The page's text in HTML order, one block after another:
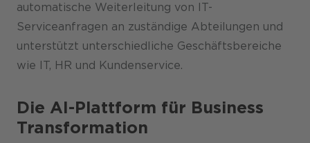
automatische Weiterleitung von IT-
Serviceanfragen an zuständige Abteilungen und
unterstützt unterschiedliche Geschäftsbereiche
wie IT, HR und Kundenservice.
Die AI-Plattform für Business
Transformation